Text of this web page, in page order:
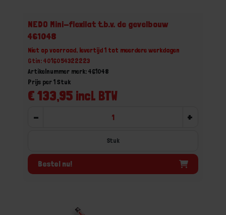
NEDO Mini-flexilat t.b.v. de gevelbouw
461048
Niet op voorraad, levertijd 1 tot meerdere werkdagen
Gtin: 4016054322223
Artikelnummer merk: 461048
€ 133,95 incl. BTW
Prijs per 1 Stuk
- +
Stuk
Bestel nu!